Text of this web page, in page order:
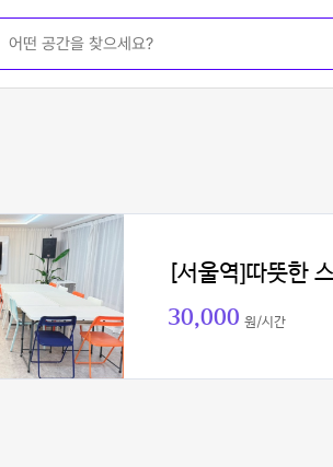
[서울역]따뜻한
30,000 원/시간